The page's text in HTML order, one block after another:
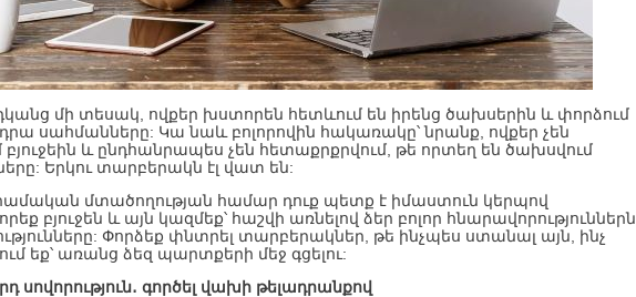
մի տեսակ, ովքեր խստորեն հետևում են իրենց ծախսերին և փորձում
դրա սահմանները: Կա նաև բոլորովին հակառակը՝ նրանք, ովքեր չեն
բյուջեին և ընդհանրապես չեն հետաքրքրվում, թե որտեղ են ծախսվում
Երկու տարբերակն էլ վատ են:
մտածողության համար դուք պետք է իմաստուն կերպով
բյուջեն և այն կազմեք՝ հաշվի առնելով ձեր բոլոր հնարավորություններն
Փորձեք փնտրել տարբերակներ, թե ինչպես ստանալ այն, ինչ
եք՝ առանց ձեզ պարտքերի մեջ գցելու:
սովորություն․ գործել վախի թելադրանքով